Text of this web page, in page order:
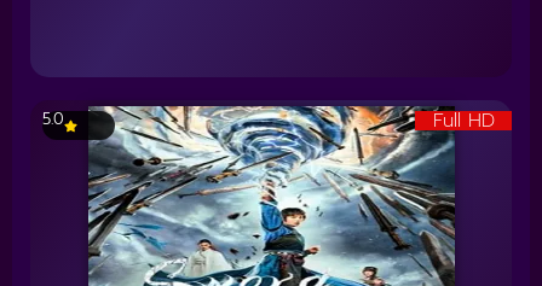
Full HD
5.0